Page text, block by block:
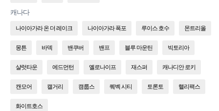
캐나다
나이아가라 온 더 레이크 나이아가라 폭포 루이스 호수 몬트리올
몽튼 바덱 밴쿠버 밴프 블루 마운틴 빅토리아
샬럿타운 에드먼턴 옐로나이프 재스퍼 캐나디안 로키
캔모어 캘거리 캠룹스 퀘벡 시티 토론토 핼리팩스
화이트호스